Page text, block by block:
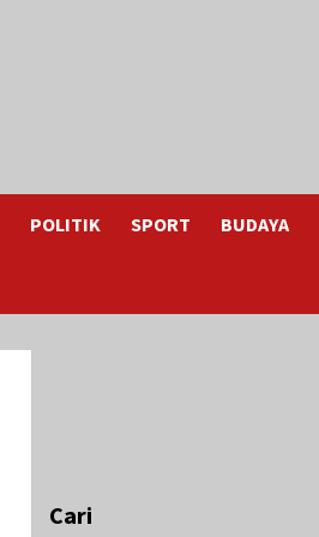
POLITIK SPORT BUDAYA
Cari